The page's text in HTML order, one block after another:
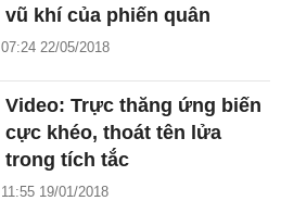
vũ khí của phiến quân
07:24 22/05/2018
Video: Trực thăng ứng biến
cực khéo, thoát tên lửa
trong tích tắc
11:55 19/01/2018